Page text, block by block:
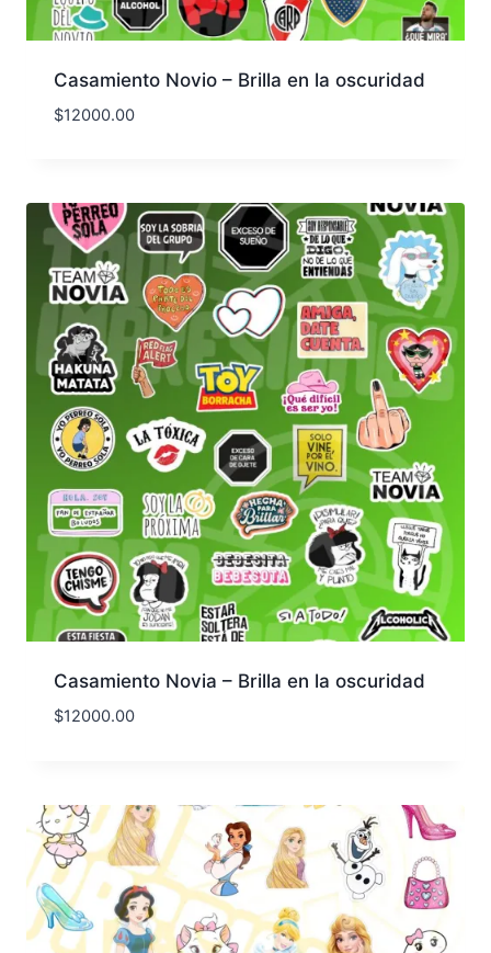
Casamiento Novio – Brilla en la oscuridad
$12000.00
Casamiento Novia – Brilla en la oscuridad
$12000.00